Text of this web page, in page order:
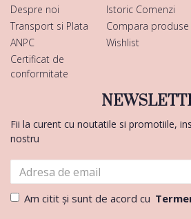
Despre noi
Transport si Plata
ANPC
Certificat de
conformitate
Istoric Comenzi
Compara produse
Wishlist
Fii la curent cu noutatile si promotiile,
nostru
Am citit şi sunt de acord cu